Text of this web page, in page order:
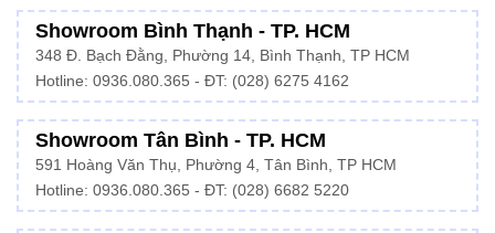
Showroom Bình Thạnh - TP. HCM
348 Đ. Bạch Đằng, Phường 14, Bình Thạnh, TP HCM
Hotline: 0936.080.365 - ĐT: (028) 6275 4162
Showroom Tân Bình - TP. HCM
591 Hoàng Văn Thụ, Phường 4, Tân Bình, TP HCM
Hotline: 0936.080.365 - ĐT: (028) 6682 5220